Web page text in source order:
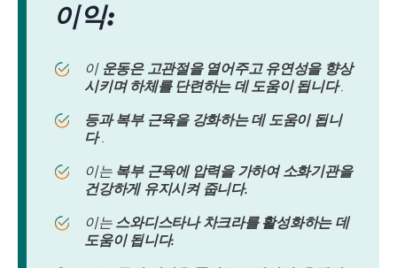
이익:
이 운동은 고관절을 열어주고 유연성을 향상
시키며 하체를 단련하는 데 도움이 됩니다.
등과 복부 근육을 강화하는 데 도움이 됩니
다.
이는 복부 근육에 압력을 가하여 소화기관을
건강하게 유지시켜 줍니다.
이는 스와디스타나 차크라를 활성화하는 데
도움이 됩니다.